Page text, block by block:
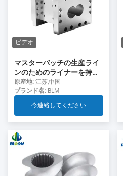
ビデオ
マスターバッチの生産ライ
ンのためのライナーを持つ
ビメタリックスクリューバ
レルによるプラスチック排
出のリニューアル
原産地: 江苏,中国
ブランド名: BLM
今連絡してください